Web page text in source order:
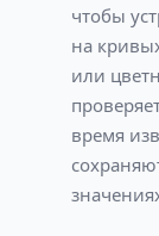
чтобы
на
или
время